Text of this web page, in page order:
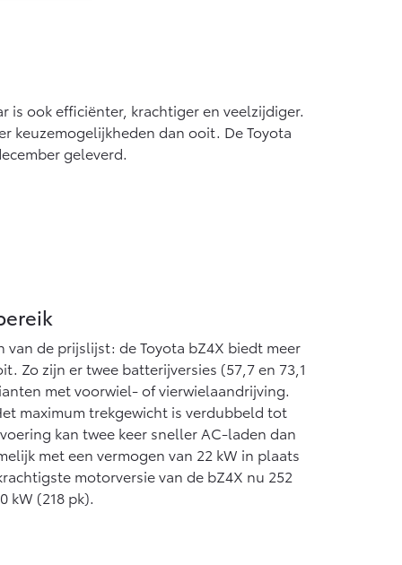
is ook efficiënter, krachtiger en veelzijdiger.
keuzemogelijkheden dan ooit. De Toyota
geleverd.
de prijslijst: de Toyota bZ4X biedt meer
Zo zijn er twee batterijversies (57,7 en 73,1
met voorwiel- of vierwielaandrijving.
maximum trekgewicht is verdubbeld tot
kan twee keer sneller AC-laden dan
met een vermogen van 22 kW in plaats
motorversie van de bZ4X nu 252
kW (218 pk).